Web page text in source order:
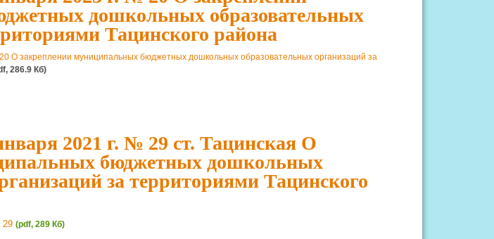
дошкольных образовательных
Тацинского района
О закреплении муниципальных бюджетных дошкольных образовательных организаций за
286.9 Кб)
2021 г. № 29 ст. Тацинская О
бюджетных дошкольных
за территориями Тацинского
29(pdf, 289 Кб)